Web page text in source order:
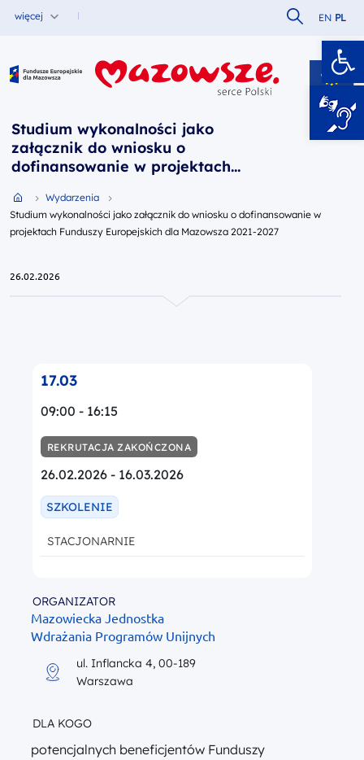
więcej Szukaj w
EN PL
Fundusze Europejskie dla Mazowsza
Studium wykonalności jako
załącznik do wniosku o
dofinansowanie w projektach
Mazowsza 2021-2027
Przejdź do strony głównej portalu
Wydarzenia
Studium wykonalności jako załącznik do wniosku o dofinansowanie w
projektach Funduszy Europejskich dla Mazowsza 2021-2027
26.02.2026
DLA KOGO
potencjalnych beneficjentów Funduszy
17.03
09:00 - 16:15
REKRUTACJA ZAKOŃCZONA
26.02.2026 - 16.03.2026
SZKOLENIE
STACJONARNIE
ORGANIZATOR
Mazowiecka Jednostka
Wdrażania Programów Unijnych
ul. Inflancka 4, 00-189
Warszawa